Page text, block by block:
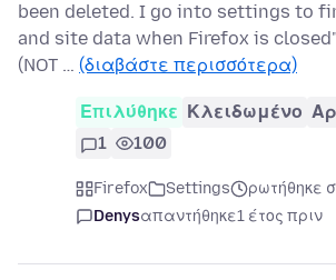
been deleted. I go into settings to
and site data when Firefox is
(NOT … (διαβάστε περισσότερα)
Επιλύθηκε Κλειδωμένο
1
100
Firefox Settings
ρωτήθηκε
Denysαπαντήθηκε1 έτος πριν